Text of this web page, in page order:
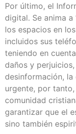
Por último, el
digital. Se anima
los espacios en
incluidos sus
teniendo en
daños y
desinformación, la
urgente, por
comunidad
garantizar que el
sino también